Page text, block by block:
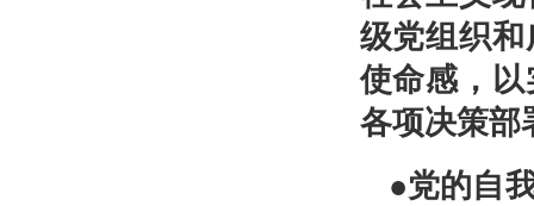
级党组织
使命感，
各项决策部
●党的自